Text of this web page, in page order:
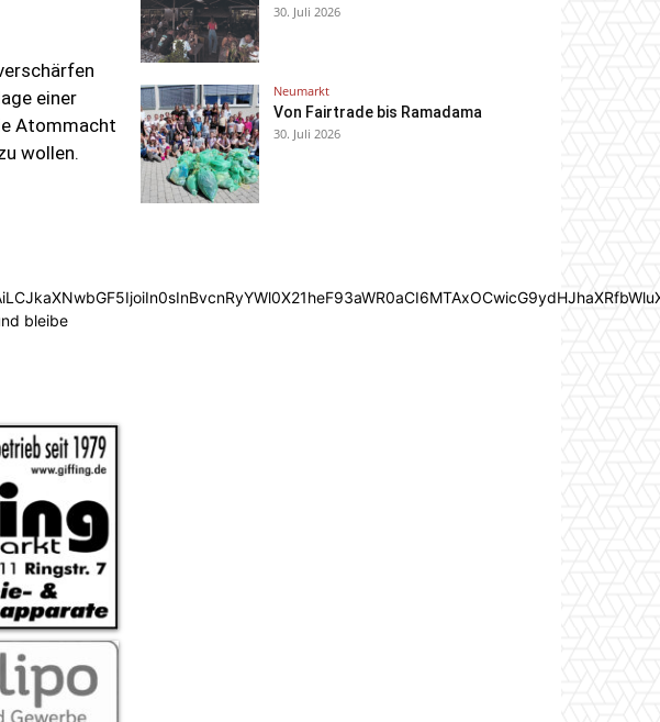
einer
Atommacht
wollen.
bleibe
30. Juli 2026
Neumarkt
Von Fairtrade bis Ramadama
30. Juli 2026